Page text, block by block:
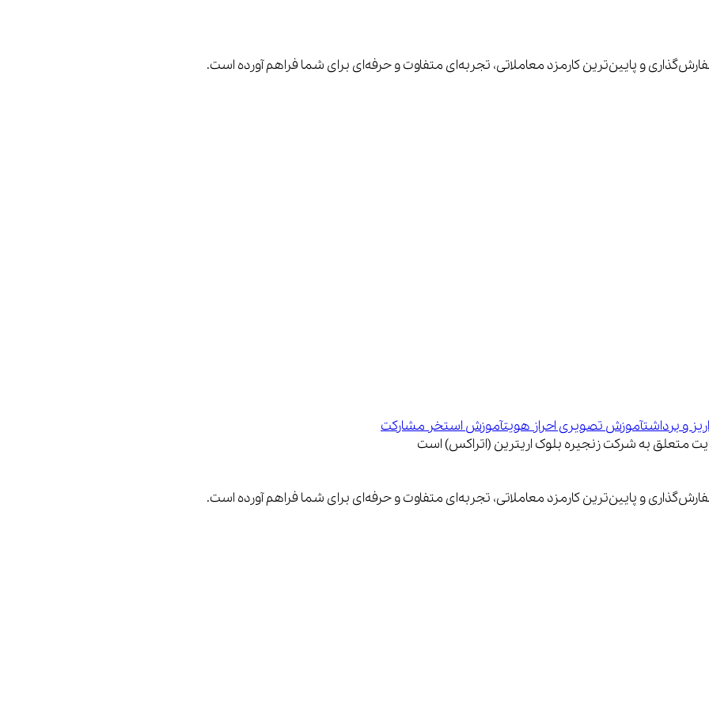
و پایین‌ترین کارمزد معاملاتی، تجربه‌ای متفاوت و حرفه‌ای برای شما فراهم آورده است.
و برداشتآموزش تصویری احراز هویتآموزش استخر مشارکت
و پایین‌ترین کارمزد معاملاتی، تجربه‌ای متفاوت و حرفه‌ای برای شما فراهم آورده است.